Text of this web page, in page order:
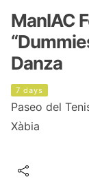
ManIAC
Danza
7 days
Paseo del
Xàbia